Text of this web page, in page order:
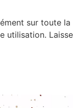
sur toute
utilisation.